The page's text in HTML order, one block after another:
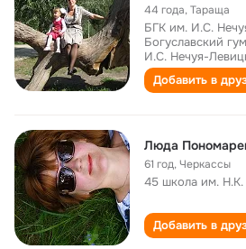
44 года,Тараща
БГК им. И.С.
Богуславский
И.С. Нечуя-
Добавить в
Люда
61 год,Черкассы
45 школа им. Н.К.
Добавить в